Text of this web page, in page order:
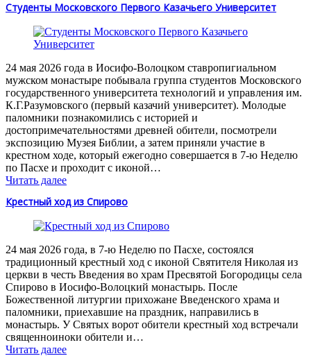
Студенты Московского Первого Казачьего Университет
24 мая 2026 года в Иосифо-Волоцком ставропигиальном
мужском монастыре побывала группа студентов Московского
государственного университета технологий и управления им.
К.Г.Разумовского (первый казачий университет). Молодые
паломники познакомились с историей и
достопримечательностями древней обители, посмотрели
экспозицию Музея Библии, а затем приняли участие в
крестном ходе, который ежегодно совершается в 7-ю Неделю
по Пасхе и проходит с иконой…
Читать далее
Крестный ход из Спирово
24 мая 2026 года, в 7-ю Неделю по Пасхе, состоялся
традиционный крестный ход с иконой Святителя Николая из
церкви в честь Введения во храм Пресвятой Богородицы села
Спирово в Иосифо-Волоцкий монастырь. После
Божественной литургии прихожане Введенского храма и
паломники, приехавшие на праздник, направились в
монастырь. У Святых ворот обители крестный ход встречали
священноиноки обители и…
Читать далее